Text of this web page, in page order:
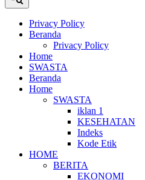
Privacy Policy
Beranda
Privacy Policy
Home
SWASTA
Beranda
Home
SWASTA
iklan 1
KESEHATAN
Indeks
Kode Etik
HOME
BERITA
EKONOMI